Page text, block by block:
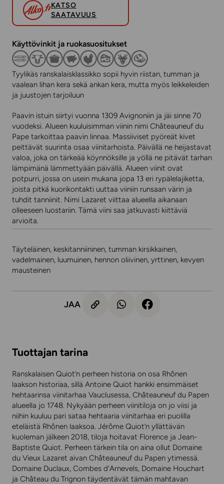
KATSO
SAATAVUUS
Käyttövinkit ja ruokasuositukset
Tyylikäs ranskalaisklassikko sopii hyvin riistan, tumman ja
vaalean lihan kera sekä ankan kera, mutta myös leikkeleiden
ja juustojen tarjoiluun
Paavin istuin siirtyi vuonna 1309 Avignoniin ja jäi sinne 70
vuodeksi. Alueen kuuluisimman viinin nimi Châteauneuf du
Pape tarkoittaa paavin linnaa. Massiiviset pyöreät kivet
peittävät suurinta osaa viinitarhoista. Päivällä ne heijastavat
valoa, joka on tärkeää köynnöksille ja yöllä ne pitävät tarhan
lämpimänä lämmettyään päivällä. Alueen viinit ovat
potpurri, jossa on usein mukana jopa 13 eri rypälelajiketta,
joista pitkä kuorikontakti uuttaa viiniin runsaan värin ja
tuhdit tanniinit. Nimi Lazaret viittaa alueella aikanaan
olleeseen luostariin. Tämä viini saa jatkuvasti kiittäviä
arvioita.
Täyteläinen, keskitanniininen, tumman kirsikkainen,
vadelmainen, luumuinen, hennon oliivinen, yrttinen, kevyen
mausteinen
JAA
Tuottajan tarina
Ranskalaisen Quiot’n perheen historia on osa Rhônen
laakson historiaa, sillä Antoine Quiot hankki ensimmäiset
hehtaarinsa viinitarhaa Vauclusessa, Châteauneuf du Papen
alueella jo 1748. Nykyään perheen viinitiloja on jo viisi ja
niihin kuuluu pari sataa hehtaaria viinitarhaa eri puolilla
eteläistä Rhônen laaksoa. Jérôme Quiot’n yllättävän
kuoleman jälkeen 2018, tiloja hoitavat Florence ja Jean-
Baptiste Quiot. Perheen tärkein tila on aina ollut Domaine
du Vieux Lazaret aivan Châteauneuf du Papen ytimessä.
Domaine Duclaux, Combes d'Arnevels, Domaine Houchart
ja Château du Trignon täydentävät tämän mahtavan